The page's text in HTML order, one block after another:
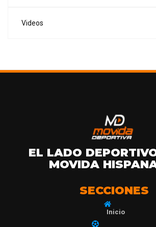
Videos
EL LADO
MOVIDA
SECCIONES
Inicio